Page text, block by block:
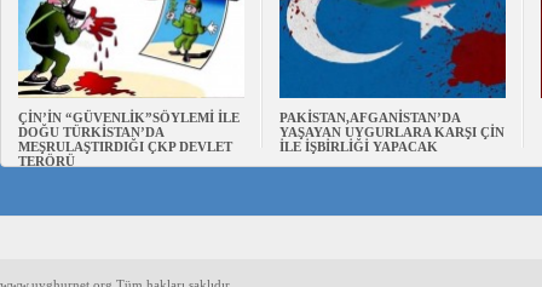
ÇİN’İN “GÜVENLİK”SÖYLEMİ İLE
DOĞU TÜRKİSTAN’DA
MEŞRULAŞTIRDIĞI ÇKP DEVLET
TERÖRÜ
PAKİSTAN,AFGANİSTAN’DA
YAŞAYAN UYGURLARA KARŞI ÇİN
İLE İŞBİRLİĞİ YAPACAK